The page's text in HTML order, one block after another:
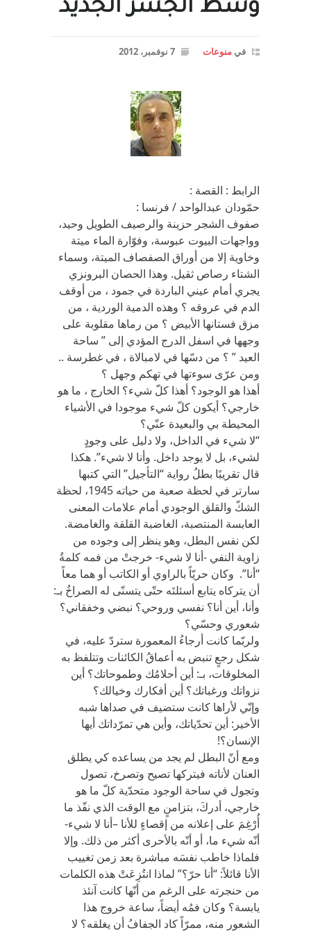
وسط الجسر الجديد
في منوعات 7 نوفمبر، 2012
الرابط : القصة :
حمّودان عبدالواحد / فرنسا :
صفوف الشجر حزينة والرصيف الطويل وحيد،
وواجهات البيوت عبوسة، وفوّارة الماء ميتة
وخاوية إلا من أوراق الصفصاف الميتة، وسماء
الشتاء رصاص ثقيل. وهذا الحصان البرونزي
يجري أمام عيني الباردة في جمود ، من أوقف
الدم في عروقه ؟ وهذه الدمية الوردية ، من
مزق فستانها الأبيض ؟ من رماها مقلوبة على
وجهها في اسفل الدرج المؤدي إلى ” ساحة
العيد ” ؟ من دسّها في لامبالاة ، في غطرسة ..
ومن عرّى سوءتها في تهكم وجهل ؟
أهذا هو الوجود؟ أهذا كلّ شيء؟ الخارج ، ما هو
خارجي؟ أيكون كلّ شيء موجودا في الأشياء
المحيطة بي والبعيدة عنّي؟
“لا شيء في الداخل، ولا دليل على وجودٍ
لشيء، بل لا يوجد داخل. وأنا لا شيء”. هكذا
قال تقريبًا بطلُ رواية “التأجيل” التي كتبها
سارتر في لحظة صعبة من حياته 1945، لحظة
الشكّ والقلق الوجودي أمام علامات المعنى
العابسة المنتصبة، الغاضبة القلقة والغامضة.
لكن نفس البطل، وهو ينظر إلى وجوده من
زاوية النفي -أنا لا شيء- خرجتْ من فمه كلمةُ
“أنا”. وكان حريّاً بالراوي أو الكاتب أو هما معاً
أن يتركاه يتابع أسئلتَه حتّى يتسنّى له الصراخُ بـ:
وأنا، أين أنا؟ نفسي وروحي؟ نبضي وخفقاني؟
شعوري وحسّي؟
ولربّما كانت أرجاءُ المعمورة ستردّ عليه، في
شكل رجعٍ تنبض به أعماقُ الكائنات وتتلفظ به
المخلوقات، بـ: أين أحلامُك وطموحاتك؟ أين
نزواتك ورغباتك؟ أين أفكارك وخيالك؟
وإنّي لأراها كانت ستضيف في صداها شبه
الأخير: أين تحدّياتك، وأين هي تمرّداتك أيها
الإنسان؟!
ومع أنّ البطل لم يجد من يساعده كي يطلق
العنان لأناته فيتركها تصيح وتصرخ، تصول
وتجول في ساحة الوجود متحدّية كلّ ما هو
خارجي، أدركَ، بتزامنٍ مع الوقت الذي نفّذ ما
أُرْغِمَ على إعلانه من إقصاءٍ للأنا –أنا لا شيء-
أنّه شيء ما، أو أنّه بالأحرى أكثر من ذلك. وإلا
فلماذا خاطب نفسَه مباشرة بعد زمن تغييب
الأنا قائلاً: “أنا حرّ؟” لماذا انتُزِعَتْ هذه الكلمات
من حنجرته على الرغم من أنّها كانت آنئذ
يابسة؟ وكان فمُه أيضاً، ساعة خروج هذا
الشعور منه، ممرّاً كاد الجفافُ أن يغلقه؟ لا